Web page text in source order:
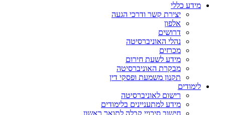
מידע כללי
יצירת קשר ודרכי הגעה
אלפון
דרושים
נהלי האוניברסיטה
מכרזים
מידע לשעת חירום
מבקרת האוניברסיטה
תקנון משמעת ופסקי דין
לימודים
רישום לאוניברסיטה
מידע למתעניינים בלימודים
חישוב סיכויי קבלה לתואר ראשון